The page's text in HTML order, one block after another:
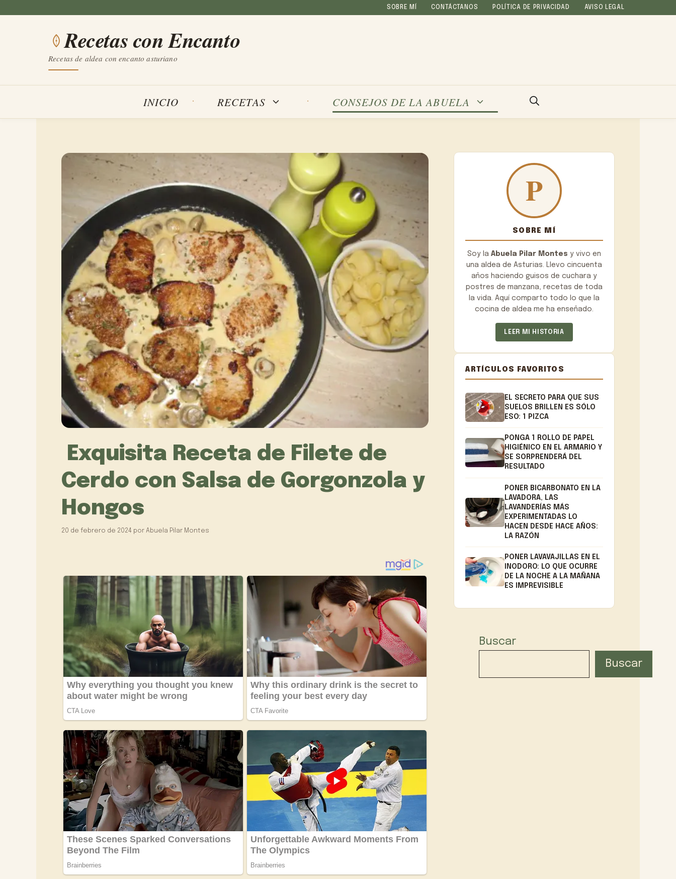
contenido
SOBRE MÍ CONTÁCTANOS POLÍTICA DE PRIVACIDAD AVISO LEGAL
Recetas con Encanto
Recetas de aldea con encanto asturiano
INICIO RECETAS CONSEJOS DE LA ABUELA
Exquisita Receta de Filete de
Cerdo con Salsa de Gorgonzola y
Hongos
20 de febrero de 2024 por Abuela Pilar Montes
SOBRE MÍ
Soy la Abuela Pilar Montes y vivo en
una aldea de Asturias. Llevo cincuenta
años haciendo guisos de cuchara y
postres de manzana, recetas de toda
la vida. Aquí comparto todo lo que la
cocina de aldea me ha enseñado.
LEER MI HISTORIA
ARTÍCULOS FAVORITOS
EL SECRETO PARA QUE SUS
SUELOS BRILLEN ES SÓLO
ESO: 1 PIZCA
PONGA 1 ROLLO DE PAPEL
HIGIÉNICO EN EL ARMARIO Y
SE SORPRENDERÁ DEL
RESULTADO
PONER BICARBONATO EN LA
LAVADORA, LAS
LAVANDERÍAS MÁS
EXPERIMENTADAS LO
HACEN DESDE HACE AÑOS:
LA RAZÓN
PONER LAVAVAJILLAS EN EL
INODORO: LO QUE OCURRE
DE LA NOCHE A LA MAÑANA
ES IMPREVISIBLE
Buscar
Buscar